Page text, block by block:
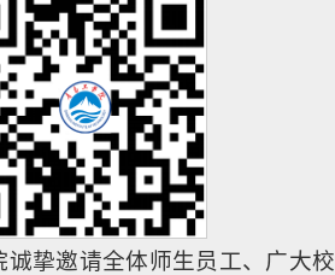
挚邀请全体师生员工、广大